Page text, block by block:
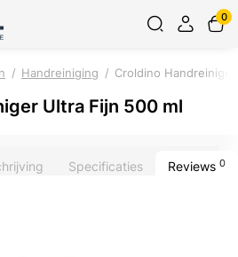
0
Handreiniging Croldino
Ultra Fijn 500 ml
Specificaties Reviews 0